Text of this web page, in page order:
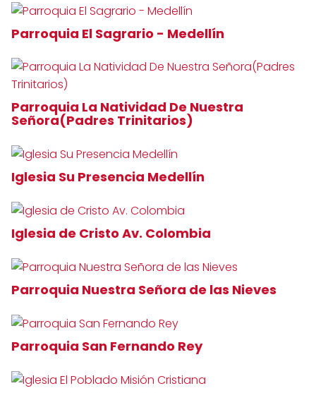
Parroquia El Sagrario - Medellín
Parroquia La Natividad De Nuestra
Señora(Padres Trinitarios)
Iglesia Su Presencia Medellín
Iglesia de Cristo Av. Colombia
Parroquia Nuestra Señora de las Nieves
Parroquia San Fernando Rey